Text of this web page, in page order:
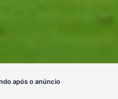
após o anúncio